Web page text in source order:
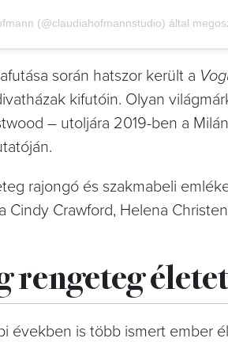
(@claudiahofmannstudio) által
során hatszor került a
kifutóin. Olyan
– utoljára 2019-ben a
rajongó és szakmabeli
Cindy Crawford, Helena
rengeteg
években is több ismert ember